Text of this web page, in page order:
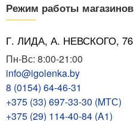
Режим работы магазинов
Г. ЛИДА, А. НЕВСКОГО, 76
Пн-Вс: 8:00-21:00
info@igolenka.by
8 (0154) 64-46-31
+375 (33) 697-33-30 (MТС)
+375 (29) 114-40-84 (A1)